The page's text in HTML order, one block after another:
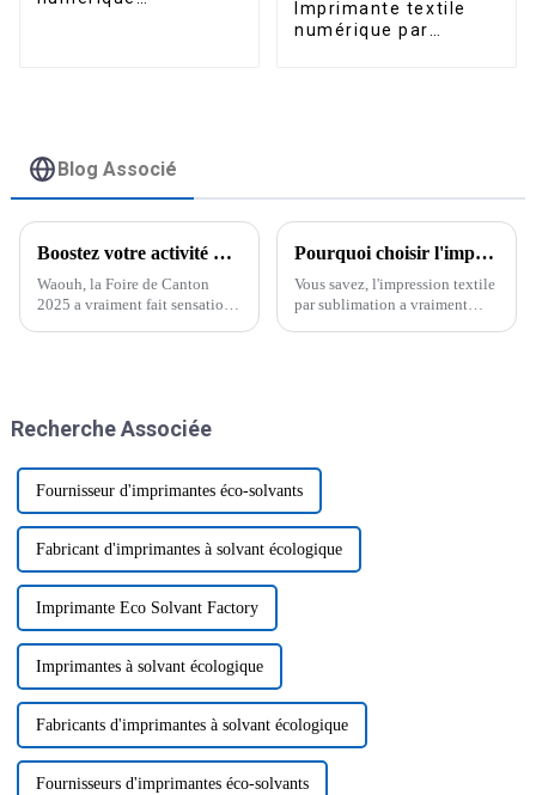
Imprimante textile
numérique par
Blog Associé
Boostez votre activité d'artisanat du bois : découvrez les imprimantes UV de pointe à la Foire de Canton 2025 !
Waouh, la Foire de Canton
2025 a vraiment fait sensation
Pourquoi choisir l'impression textile par sublimation pour votre prochain projet ?
Vous savez, l'impression textile
par sublimation a vraiment
Recherche Associée
Fournisseur d'imprimantes éco-solvants
Fabricant d'imprimantes à solvant écologique
Imprimante Eco Solvant Factory
Imprimantes à solvant écologique
Fabricants d'imprimantes à solvant écologique
Fournisseurs d'imprimantes éco-solvants